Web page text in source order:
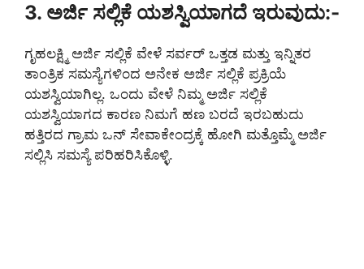
3. ಅರ್ಜಿ ಸಲ್ಲಿಕೆ ಯಶಸ್ವಿಯಾಗದೆ ಇರುವುದು:-
ಗೃಹಲಕ್ಷ್ಮಿ ಅರ್ಜಿ ಸಲ್ಲಿಕೆ ವೇಳೆ ಸರ್ವರ್ ಒತ್ತಡ ಮತ್ತು ಇನ್ನಿತರ
ತಾಂತ್ರಿಕ ಸಮಸ್ಯೆಗಳಿಂದ ಅನೇಕ ಅರ್ಜಿ ಸಲ್ಲಿಕೆ ಪ್ರಕ್ರಿಯೆ
ಯಶಸ್ವಿಯಾಗಿಲ್ಲ. ಒಂದು ವೇಳೆ ನಿಮ್ಮ ಅರ್ಜಿ ಸಲ್ಲಿಕೆ
ಯಶಸ್ವಿಯಾಗದ ಕಾರಣ ನಿಮಗೆ ಹಣ ಬರದೆ ಇರಬಹುದು
ಹತ್ತಿರದ ಗ್ರಾಮ ಒನ್ ಸೇವಾಕೇಂದ್ರಕ್ಕೆ ಹೋಗಿ ಮತ್ತೊಮ್ಮೆ ಅರ್ಜಿ
ಸಲ್ಲಿಸಿ ಸಮಸ್ಯೆ ಪರಿಹರಿಸಿಕೊಳ್ಳಿ.